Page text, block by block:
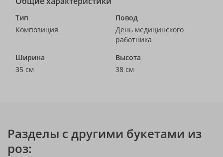
Тип
Композиция
Повод
День медицинского
работника
Ширина
35 см
Высота
38 см
Разделы с другими букетами из
роз: